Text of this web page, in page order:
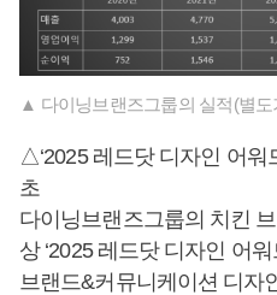
▲ 다이닝브랜즈그룹의 실적(별
△‘2025 레드닷 디자인 어워
초
다이닝브랜즈그룹의 치킨
상 ‘2025 레드닷 디자인 어
브랜드&커뮤니케이션 디자